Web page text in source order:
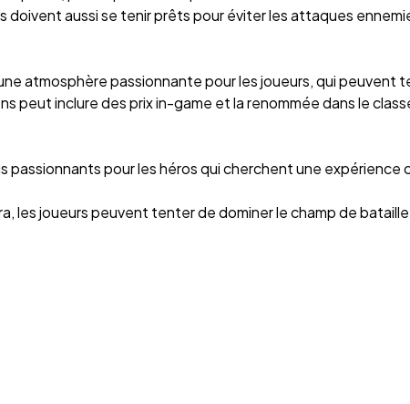
doivent aussi se tenir prêts pour éviter les attaques
atmosphère passionnante pour les joueurs, qui peuvent
peut inclure des prix in-game et la renommée dans le
passionnants pour les héros qui cherchent une expérience
les joueurs peuvent tenter de dominer le champ de